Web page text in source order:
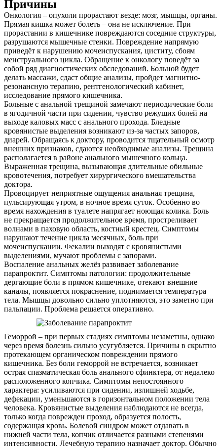
Контакты
Причины
Онкология – опухоли прорастают везде: мозг, мышцы, органы.
Прямая кишка может болеть – она не исключение. При
прорастании в кишечнике повреждаются соседние структуры,
разрушаются мышечные стенки. Повреждение напрямую
приведёт к нарушению мочеиспускания, циститу, сбоям
менструального цикла. Обращение к онкологу поведёт за
собой ряд диагностических обследований. Больной будет
делать массажи, сдаст общие анализы, пройдет магнитно-
резонансную терапию, рентгенологический кабинет,
исследование прямого кишечника.
Больные с анальной трещиной замечают периодические боли
в ягодичной части при сидении, чувство режущих болей на
выходе каловых масс с анального прохода. Бледные
кровянистые выделения возникают из-за частых запоров,
диарей. Обращаясь к доктору, проводится тщательный осмотр
внешних признаков, сдаются необходимые анализы. Трещина
располагается в районе анального мышечного кольца.
Выраженная трещина, вызывающая длительные обильные
кровотечения, потребует хирургического вмешательства
доктора.
Провоцирует неприятные ощущения анальная трещина,
пульсирующая утром, в ночное время суток. Особенно во
время нахождения в туалете напрягает ноющая колика. Боль
не прекращается продолжительное время, простреливает
волнами в паховую область, костный крестец. Симптомы
нарушают течение цикла месячных, боль при
мочеиспускании. Фекалии выходят с кровянистыми
выделениями, мучают проблемы с запорами.
Воспаление анальных желёз развивает заболевание
парапроктит. Симптомы патологии: продолжительные
дергающие боли в прямом кишечнике, отекают внешние
каналы, появляется покраснение, поднимается температура
тела. Мышцы довольно сильно уплотняются, это заметно при
пальпации. Проблема решается оперативно.
Геморрой – при первых стадиях симптомы незаметны, однако
через время болезнь сильно усугубляется. Причины в скрытно
протекающем органическом повреждении прямого
кишечника. Без боли геморрой не встречается, возникает
острая спазматическая боль анального сфинктера, от недалеко
расположенного копчика. Симптомы непостоянного
характера: усиливаются при сидении, излишней ходьбе,
дефекации, уменьшаются в горизонтальном положении тела
человека. Кровянистые выделения наблюдаются не всегда,
только когда поврежден проход, образуется полость,
содержащая кровь. Болевой синдром может отдавать в
нижней части тела, копчик отличается разными степенями
интенсивности. Лечебную терапию назначает доктор. Обычно